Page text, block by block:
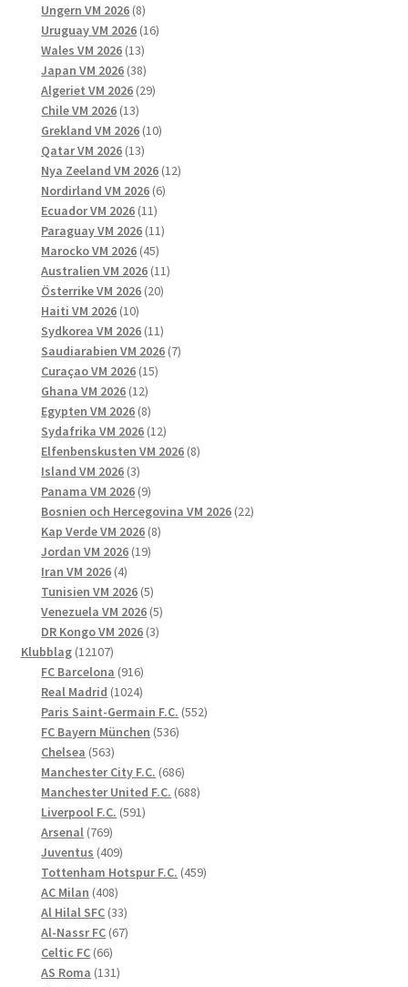
Ungern VM 2026 88
produkter
Uruguay VM 2026 1616
Wales VM 2026 1313
produkter
Japan VM 2026 3838
produkter
Algeriet VM 2026 2929
Chile VM 2026 1313
produkter
Grekland VM 2026 1010
Qatar VM 2026 1313
produkter
Nya Zeeland VM 2026 1212
Nordirland VM 2026 66
Ecuador VM 2026 1111
produkter
Paraguay VM 2026 1111
Marocko VM 2026 4545
produkter
Australien VM 2026 1111
Österrike VM 2026 2020
Haiti VM 2026 1010
produkter
Sydkorea VM 2026 1111
produkter
Saudiarabien VM 2026 77
Curaçao VM 2026 1515
Ghana VM 2026 1212
produkter
Egypten VM 2026 88
produkter
Sydafrika VM 2026 1212
produkter
Elfenbenskusten VM 2026 88
Island VM 2026 33
produkter
Panama VM 2026 99
produkter
Bosnien och Hercegovina VM 2026 2222
Kap Verde VM 2026 88
Jordan VM 2026 1919
Iran VM 2026 44
produkter
Tunisien VM 2026 55
produkter
Venezuela VM 2026 55
DR Kongo VM 2026 33
Klubblag 1210712107
produkter
FC Barcelona 916916
produkter
Real Madrid 10241024
produkter
Paris Saint-Germain F.C. 552552
FC Bayern München 536536
Chelsea 563563
produkter
Manchester City F.C. 686686
produkter
Manchester United F.C. 688688
Liverpool F.C. 591591
Arsenal 769769
produkter
Juventus 409409
produkter
Tottenham Hotspur F.C. 459459
AC Milan 408408
produkter
Al Hilal SFC 3333
produkter
Al-Nassr FC 6767
Celtic FC 6666
produkter
AS Roma 131131